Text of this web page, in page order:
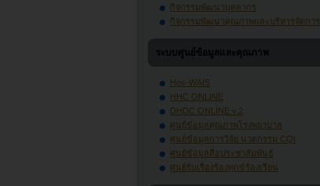
กิจกรรมพัฒนาบุคลากร
กิจกรรมพัฒนาคุณภาพและบริหารจัดการ
ระบบศูนย์ข้อมูลและคุณภาพ
Hos-WAIS
HHC ONLINE
DHDC ONLINE v.2
ศูนย์ข้อมูลคุณภาพโรงพยาบาล
ศูนย์ข้อมูลการวิจัย นวตกรรม CQI
ศูนย์ข้อมูลสื่อประชาสัมพันธ์
ศูนย์รับเรื่องร้องทุกข์ร้องเรียน